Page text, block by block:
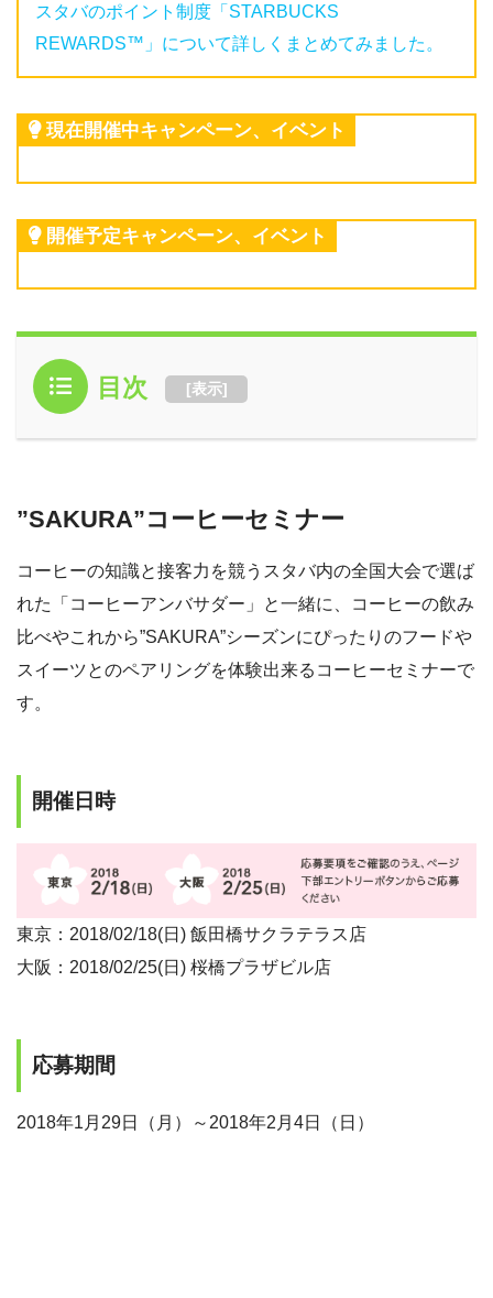
スタバのポイント制度「STARBUCKS
REWARDS™」について詳しくまとめてみました。
現在開催中キャンペーン、イベント
開催予定キャンペーン、イベント
目次 [表示]
”SAKURA”コーヒーセミナー
コーヒーの知識と接客力を競うスタバ内の全国大会で選ば
れた「コーヒーアンバサダー」と一緒に、コーヒーの飲み
比べやこれから”SAKURA”シーズンにぴったりのフードや
スイーツとのペアリングを体験出来るコーヒーセミナーで
す。
開催日時
東京：2018/02/18(日) 飯田橋サクラテラス店
大阪：2018/02/25(日) 桜橋プラザビル店
応募期間
2018年1月29日（月）～2018年2月4日（日）